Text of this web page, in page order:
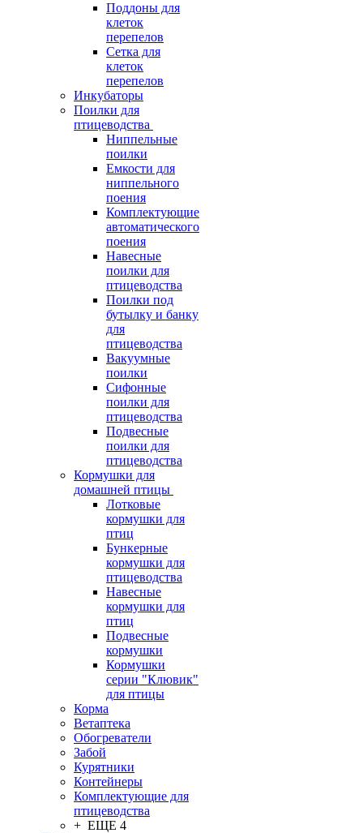
Поддоны для
клеток
перепелов
Сетка для
клеток
перепелов
Инкубаторы
Поилки для
птицеводства
Ниппельные
поилки
Емкости для
ниппельного
поения
Комплектующие
автоматического
поения
Навесные
поилки для
птицеводства
Поилки под
бутылку и банку
для
птицеводства
Вакуумные
поилки
Сифонные
поилки для
птицеводства
Подвесные
поилки для
птицеводства
Кормушки для
домашней птицы
Лотковые
кормушки для
птиц
Бункерные
кормушки для
птицеводства
Навесные
кормушки для
птиц
Подвесные
кормушки
Кормушки
серии "Клювик"
для птицы
Корма
Ветаптека
Обогреватели
Забой
Курятники
Контейнеры
Комплектующие для
птицеводства
+ ЕЩЕ 4